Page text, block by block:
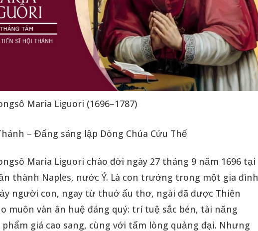
Maria Liguori (1696–1787)
– Đấng sáng lập Dòng Chúa Cứu Thế
Maria Liguori chào đời ngày 27 tháng 9 năm 1696 tại
thành Naples, nước Ý. Là con trưởng trong một gia đình
người con, ngay từ thuở ấu thơ, ngài đã được Thiên
muôn vàn ân huệ đáng quý: trí tuệ sắc bén, tài năng
giá cao sang, cùng với tấm lòng quảng đại. Nhưng